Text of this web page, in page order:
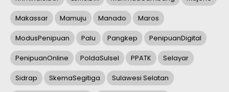
Makassar Mamuju Manado Maros
ModusPenipuan Palu Pangkep PenipuanDigital
PenipuanOnline PoldaSulsel PPATK Selayar
Sidrap SkemaSegitiga Sulawesi Selatan